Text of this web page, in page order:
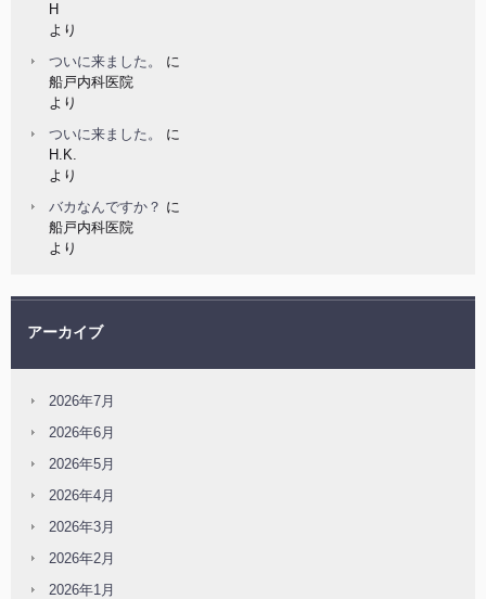
H
より
ついに来ました。
に
船戸内科医院
より
ついに来ました。
に
H.K.
より
バカなんですか？ に
船戸内科医院
より
アーカイブ
2026年7月
2026年6月
2026年5月
2026年4月
2026年3月
2026年2月
2026年1月